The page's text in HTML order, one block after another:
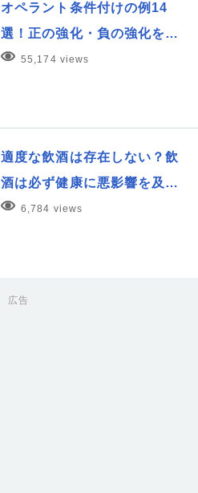
オペラント条件付けの例14
選！正の強化・負の強化を…
55,174 views
適度な飲酒は存在しない？飲
酒は必ず健康に悪影響を及…
6,784 views
広告